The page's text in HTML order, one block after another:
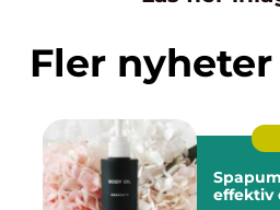
Fler nyheter
effektiv